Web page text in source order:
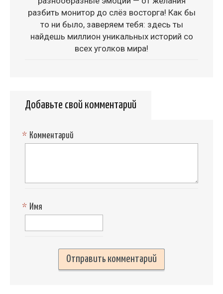
разбить монитор до слёз восторга! Как бы
то ни было, заверяем тебя: здесь ты
найдешь миллион уникальных историй со
всех уголков мира!
Добавьте свой комментарий
Комментарий
*
Имя
*